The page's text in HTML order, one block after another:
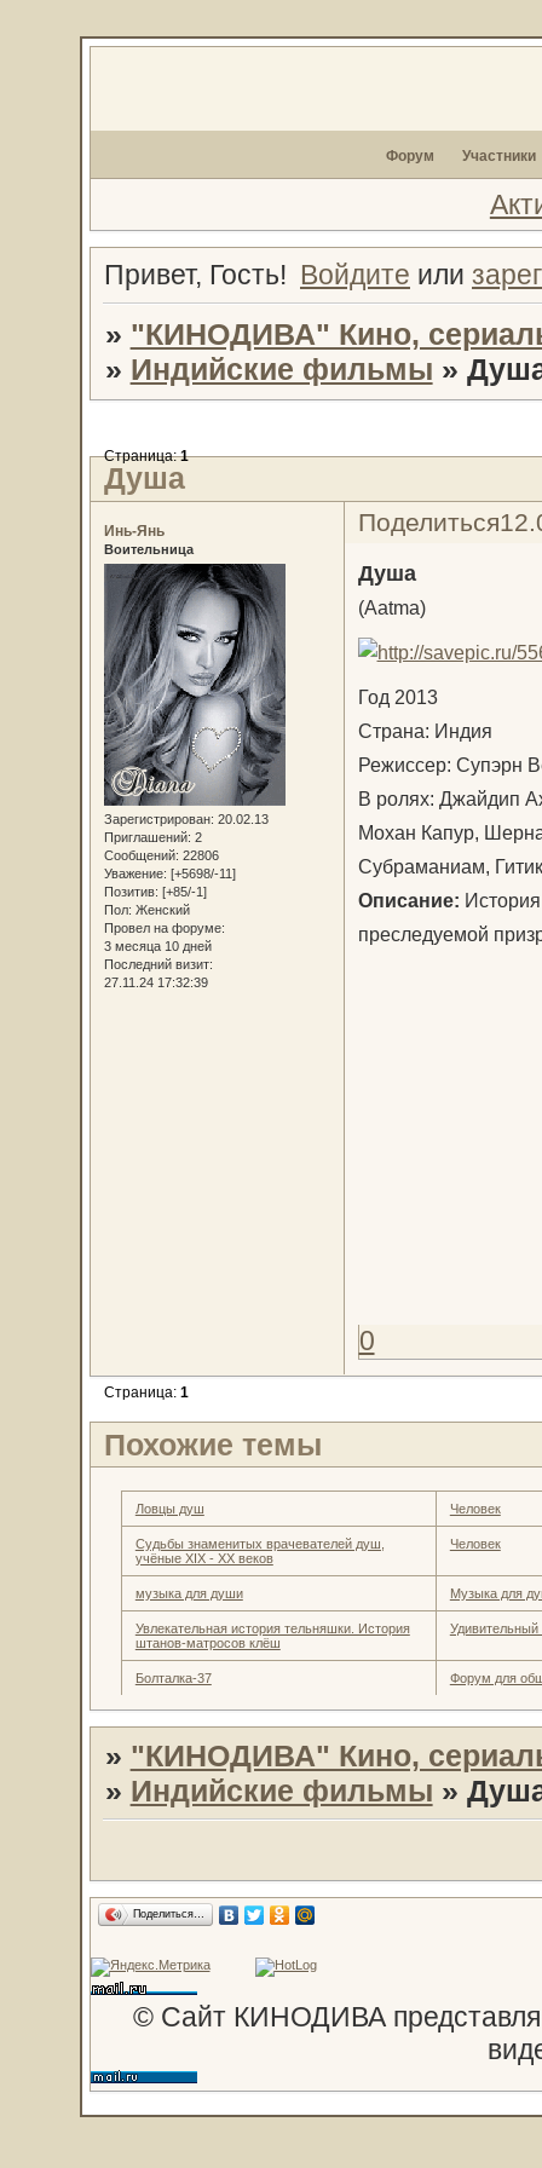
Форум Участники
Привет, Гость! Войдите или
» "КИНОДИВА" Кино,
» Индийские фильмы »
Душа
Страница:1
Поделиться
Инь-Янь
Воительница
Зарегистрирован: 20.02.13
Приглашений: 2
Сообщений: 22806
Уважение: [+5698/-11]
Позитив: [+85/-1]
Пол: Женский
Провел на форуме:
3 месяца 10 дней
Последний визит:
27.11.24 17:32:39
Душа
(Aatma)
Год 2013
Страна: Индия
Режиссер: Супэрн
В ролях: Джайдип
Мохан Капур,
Субраманиам,
Описание:
преследуемой
0
Страница: 1
Похожие темы
Ловцы душ Человек
Судьбы знаменитых врачевателей душ,
учёные XIX - XX веков
Человек
музыка для души Музыка для
Увлекательная история тельняшки. История
штанов-матросов клёш
Болталка-37 Форум для
» "КИНОДИВА" Кино,
» Индийские фильмы »
Поделиться…
© Сайт КИНОДИВА